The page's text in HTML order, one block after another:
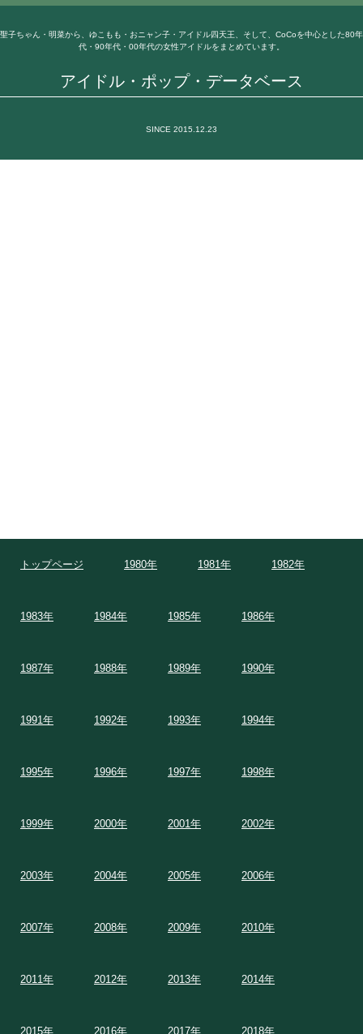
アイドル・ポップ・データベース
聖子ちゃん・明菜から、ゆこもも・おニャン子・アイドル四天王、そして、CoCoを中心とした80年
代・90年代・00年代の女性アイドルをまとめています。
SINCE 2015.12.23
トップページ 1980年 1981年 1982年
1983年 1984年 1985年 1986年
1987年 1988年 1989年 1990年
1991年 1992年 1993年 1994年
1995年 1996年 1997年 1998年
1999年 2000年 2001年 2002年
2003年 2004年 2005年 2006年
2007年 2008年 2009年 2010年
2011年 2012年 2013年 2014年
2015年 2016年 2017年 2018年